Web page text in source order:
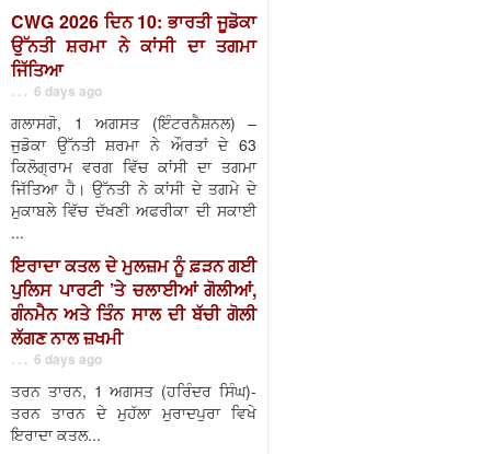
CWG 2026 ਦਿਨ 10: ਭਾਰਤੀ ਜੂਡੋਕਾ
ਉੱਨਤੀ ਸ਼ਰਮਾ ਨੇ ਕਾਂਸੀ ਦਾ ਤਗਮਾ
ਜਿੱਤਿਆ
. . . 6 days ago
ਗਲਾਸਗੋ, 1 ਅਗਸਤ (ਇੰਟਰਨੈਸ਼ਨਲ) –
ਜੁਡੋਕਾ ਉੱਨਤੀ ਸ਼ਰਮਾ ਨੇ ਔਰਤਾਂ ਦੇ 63
ਕਿਲੋਗ੍ਰਾਮ ਵਰਗ ਵਿੱਚ ਕਾਂਸੀ ਦਾ ਤਗਮਾ
ਜਿੱਤਿਆ ਹੈ। ਉੱਨਤੀ ਨੇ ਕਾਂਸੀ ਦੇ ਤਗਮੇ ਦੇ
ਮੁਕਾਬਲੇ ਵਿੱਚ ਦੱਖਣੀ ਅਫਰੀਕਾ ਦੀ ਸਕਾਈ
...
ਇਰਾਦਾ ਕਤਲ ਦੇ ਮੁਲਜ਼ਮ ਨੂੰ ਫ਼ੜਨ ਗਈ
ਪੁਲਿਸ ਪਾਰਟੀ ’ਤੇ ਚਲਾਈਆਂ ਗੋਲੀਆਂ,
ਗੰਨਮੈਨ ਅਤੇ ਤਿੰਨ ਸਾਲ ਦੀ ਬੱਚੀ ਗੋਲੀ
ਲੱਗਣ ਨਾਲ ਜ਼ਖਮੀ
. . . 6 days ago
ਤਰਨ ਤਾਰਨ, 1 ਅਗਸਤ (ਹਰਿੰਦਰ ਸਿੰਘ)-
ਤਰਨ ਤਾਰਨ ਦੇ ਮੁਹੱਲਾ ਮੁਰਾਦਪੁਰਾ ਵਿਖੇ
ਇਰਾਦਾ ਕਤਲ...